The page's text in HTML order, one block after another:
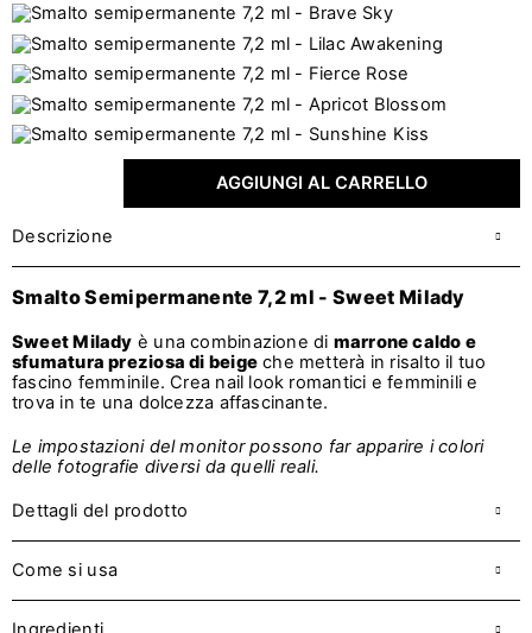
AGGIUNGI AL CARRELLO
Descrizione
Smalto Semipermanente 7,2 ml - Sweet Milady
Sweet Milady è una combinazione di marrone caldo e
sfumatura preziosa di beigeche metterà in risalto il tuo
fascino femminile. Crea nail look romantici e femminili e
trova in te una dolcezza affascinante.
Le impostazioni del monitor possono far apparire i colori
delle fotografie diversi da quelli reali.
Dettagli del prodotto
Come si usa